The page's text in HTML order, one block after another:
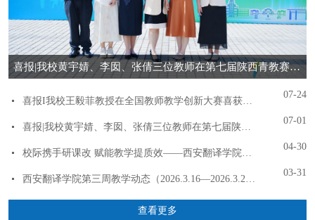
喜报|我校黄宇婧、李囡、张倩三位教师在第七届陕西青教赛中斩获佳绩！
07-24
07-01
04-30
03-31
查看更多